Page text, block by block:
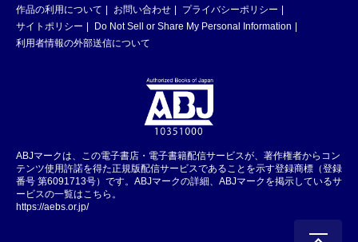
作品の利用について
お問い合わせ
プライバシーポリシー
サイトポリシー
Do Not Sell or Share My Personal Information
利用者情報の外部送信について
ABJマークは、この電子書店・電子書籍配信サービスが、著作権者からコン
テンツ使用許諾を得た正規版配信サービスであることを示す登録商標（登録
番号 第6091713号）です。ABJマークの詳細、ABJマークを掲示しているサ
ービスの一覧はこちら。
https://aebs.or.jp/